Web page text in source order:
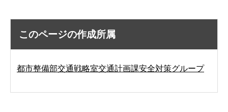
このページの作成所属
都市整備部交通戦略室交通計画課安全対策グループ